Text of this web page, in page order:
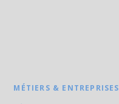
MÉTIERS & ENTREPRISES